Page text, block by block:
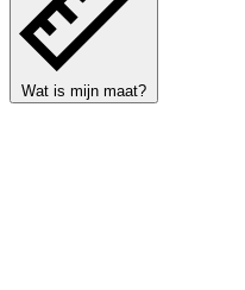
Wat is mijn maat?